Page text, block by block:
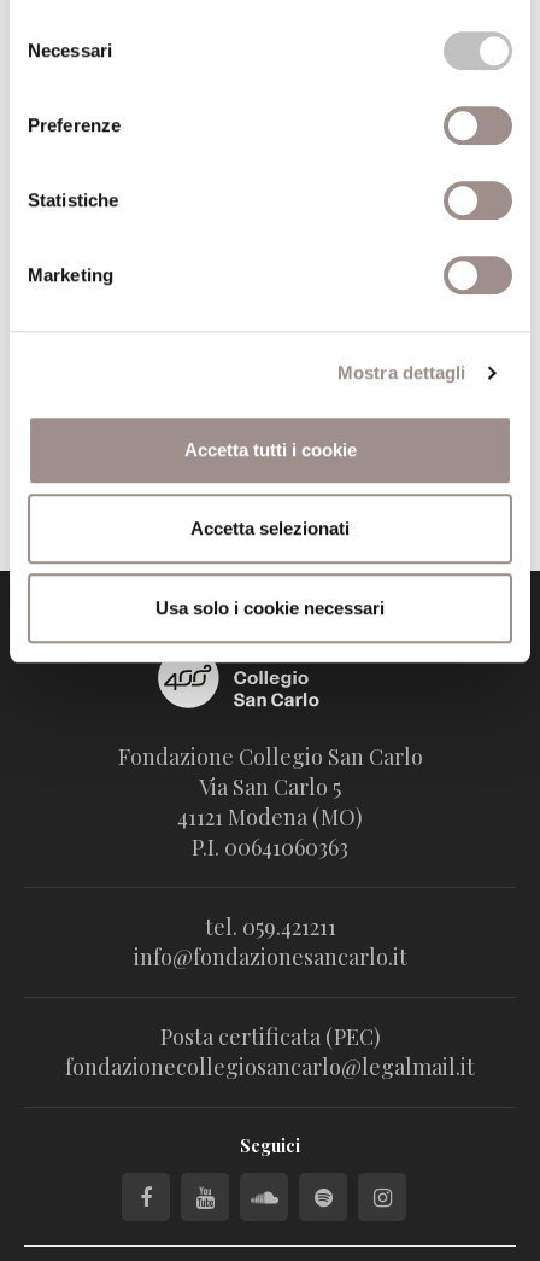
delNecessari
Preferenze
Statistiche
Marketing
Mostra dettagli
Accetta tutti i cookie
Accetta selezionati
Usa solo i cookie necessari
Anno
Comune
Pagine
186
Trova il volume alla Biblioteca San Carlo
Fondazione Collegio San Carlo
Via San Carlo 5
41121 Modena (MO)
P.I. 00641060363
tel. 059.421211
info@fondazionesancarlo.it
Posta certificata (PEC)
fondazionecollegiosancarlo@legalmail.it
Seguici